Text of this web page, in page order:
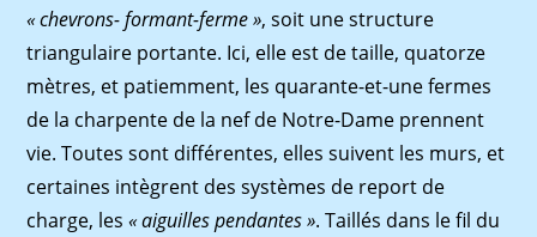
« chevrons- formant-ferme », soit une structure
triangulaire portante. Ici, elle est de taille, quatorze
mètres, et patiemment, les quarante-et-une fermes
de la charpente de la nef de Notre-Dame prennent
vie. Toutes sont différentes, elles suivent les murs, et
certaines intègrent des systèmes de report de
charge, les« aiguilles pendantes ». Taillés dans le fil du